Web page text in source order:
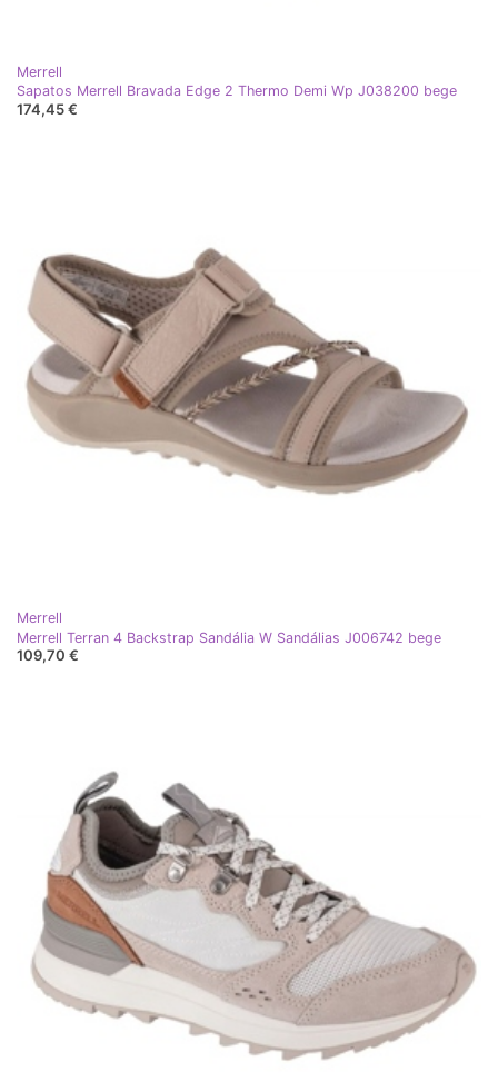
Merrell
Sapatos Merrell Bravada Edge 2 Thermo Demi Wp J038200 bege
174,45 €
Merrell
Merrell Terran 4 Backstrap Sandália W Sandálias J006742 bege
109,70 €